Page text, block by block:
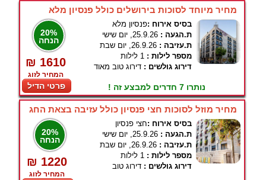
מחיר מיוחד לסוכות בירושלים כולל פנסיון מלא
20%
הנחה
₪ 1610
המחיר לזוג
פרטי הדיל
בסיס אירוח :פנסיון מלא
ת.הגעה : 25.9.26, יום שישי
ת.עזיבה : 26.9.26, יום שבת
מספר לילות : 1 לילות
דירוג גולשים : דירוג טוב מאוד
נותרו 7 חדרים למבצע זה !
מחיר מוזל לסוכות חצי פנסיון כולל עזיבה בצאת החג
20%
הנחה
₪ 1220
המחיר לזוג
בסיס אירוח :חצי פנסיון
ת.הגעה : 25.9.26, יום שישי
ת.עזיבה : 26.9.26, יום שבת
מספר לילות : 1 לילות
דירוג גולשים : דירוג טוב